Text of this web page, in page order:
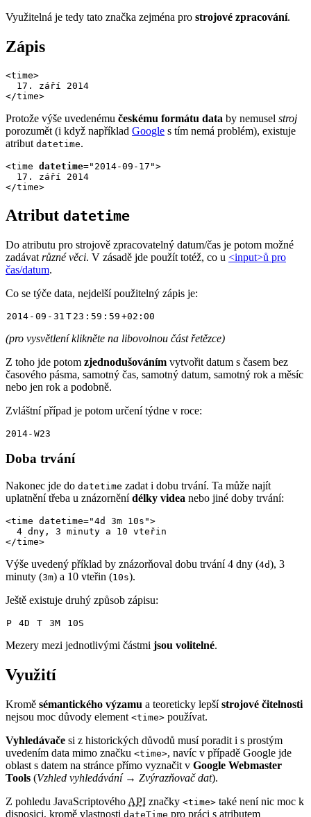
Využitelná je tedy tato značka zejména pro strojové zpracování.
Zápis
<time>
  17. září 2014
</time>
Protože výše uvedenému českému formátu data by nemusel stroj
porozumět (i když například Google s tím nemá problém), existuje
atribut datetime.
<time datetime="2014-09-17">
  17. září 2014
</time>
Atribut datetime
Do atributu pro strojově zpracovatelný datum/čas je potom možné
zadávat různé věci. V zásadě jde použít totéž, co u <input>ů pro
čas/datum.
Co se týče data, nejdelší použitelný zápis je:
2014 - 09 - 31 T 23 : 59 : 59 +02:00
(pro vysvětlení klikněte na libovolnou část řetězce)
Z toho jde potom zjednodušováním vytvořit datum s časem bez
časového pásma, samotný čas, samotný datum, samotný rok a měsíc
nebo jen rok a podobně.
Zvláštní případ je potom určení týdne v roce:
2014- W23
Doba trvání
Nakonec jde do datetime zadat i dobu trvání. Ta může najít
uplatnění třeba u znázorněnídélky videa nebo jiné doby trvání:
<time datetime="4d 3m 10s">
  4 dny, 3 minuty a 10 vteřin
</time>
Výše uvedený příklad by znázorňoval dobu trvání 4 dny (4d), 3
minuty (3m) a 10 vteřin (10s).
Ještě existuje druhý způsob zápisu:
P 4D T 3M 10S
Mezery mezi jednotlivými částmi jsou volitelné.
Využití
Kromě sémantického výzamu a teoreticky lepšístrojové čitelnosti
nejsou moc důvody element <time> používat.
Vyhledávače si z historických důvodů musí poradit i s prostým
uvedením data mimo značku <time>, navíc v případě Google jde
oblast s datem na stránce přímo vyznačit v Google Webmaster
Tools (Vzhled vyhledávání→ Zvýrazňovač dat).
Z pohledu JavaScriptového API značky <time> také není nic moc k
disposici, kromě vlastnosti dateTime pro práci s atributem